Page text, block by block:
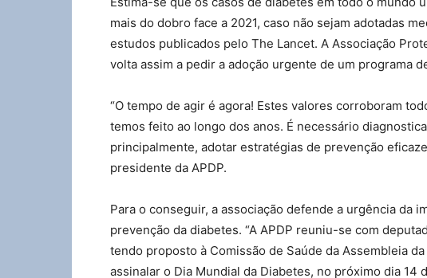
mais do dobro face a 2021, caso não sejam adotadas
estudos publicados pelo The Lancet. A Associação
volta assim a pedir a adoção urgente de um programa
“O tempo de agir é agora! Estes valores corroboram
temos feito ao longo dos anos. É necessário
principalmente, adotar estratégias de prevenção
presidente da APDP.
Para o conseguir, a associação defende a urgência da
prevenção da diabetes. “A APDP reuniu-se com
tendo proposto à Comissão de Saúde da Assembleia
assinalar o Dia Mundial da Diabetes, no próximo dia